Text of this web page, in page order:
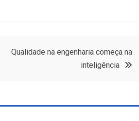
Qualidade na engenharia começa na
inteligência